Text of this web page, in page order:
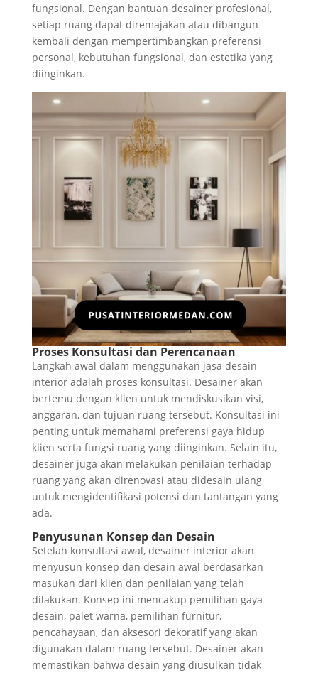
fungsional. Dengan bantuan desainer profesional,
setiap ruang dapat diremajakan atau dibangun
kembali dengan mempertimbangkan preferensi
personal, kebutuhan fungsional, dan estetika yang
diinginkan.
Proses Konsultasi dan Perencanaan
Langkah awal dalam menggunakan jasa desain
interior adalah proses konsultasi. Desainer akan
bertemu dengan klien untuk mendiskusikan visi,
anggaran, dan tujuan ruang tersebut. Konsultasi ini
penting untuk memahami preferensi gaya hidup
klien serta fungsi ruang yang diinginkan. Selain itu,
desainer juga akan melakukan penilaian terhadap
ruang yang akan direnovasi atau didesain ulang
untuk mengidentifikasi potensi dan tantangan yang
ada.
Penyusunan Konsep dan Desain
Setelah konsultasi awal, desainer interior akan
menyusun konsep dan desain awal berdasarkan
masukan dari klien dan penilaian yang telah
dilakukan. Konsep ini mencakup pemilihan gaya
desain, palet warna, pemilihan furnitur,
pencahayaan, dan aksesori dekoratif yang akan
digunakan dalam ruang tersebut. Desainer akan
memastikan bahwa desain yang diusulkan tidak